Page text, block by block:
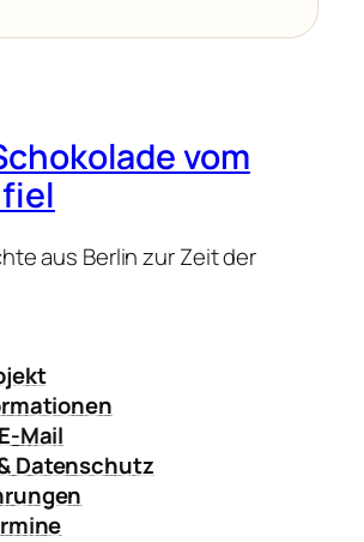
vom
aus Berlin zur Zeit der
Mail
Datenschutz